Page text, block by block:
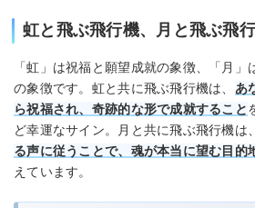
虹と飛ぶ飛行機、月と飛ぶ飛
「虹」は祝福と願望成就の象徴、「月」
の象徴です。虹と共に飛ぶ飛行機は、 あ
ら祝福され、奇跡的な形で成就すること
ど幸運なサイン。月と共に飛ぶ飛行機は
る声に従うことで、魂が本当に望む目的
えています。